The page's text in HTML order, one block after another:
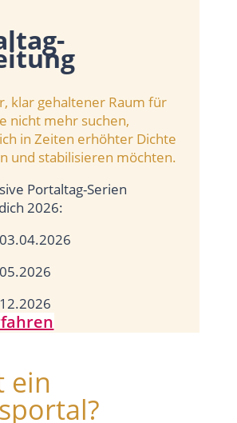
klar gehaltener Raum für
nicht mehr suchen,
in Zeiten erhöhter Dichte
und stabilisieren möchten.
Portaltag-Serien
2026:
ein